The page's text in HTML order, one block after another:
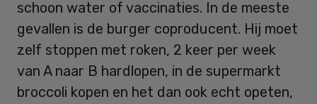
schoon water of vaccinaties. In de meeste
gevallen is de burger coproducent. Hij moet
zelf stoppen met roken, 2 keer per week
van A naar B hardlopen, in de supermarkt
broccoli kopen en het dan ook echt opeten,